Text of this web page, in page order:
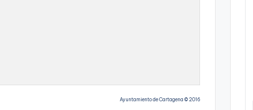
Ayuntamiento de Cartagena © 2016